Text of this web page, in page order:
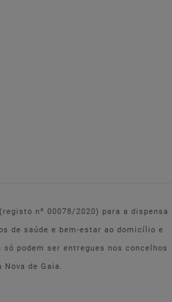
nº 00078/2020) para a dispensa
de saúde e bem-estar ao domicílio e
podem ser entregues nos concelhos
de Gaia.